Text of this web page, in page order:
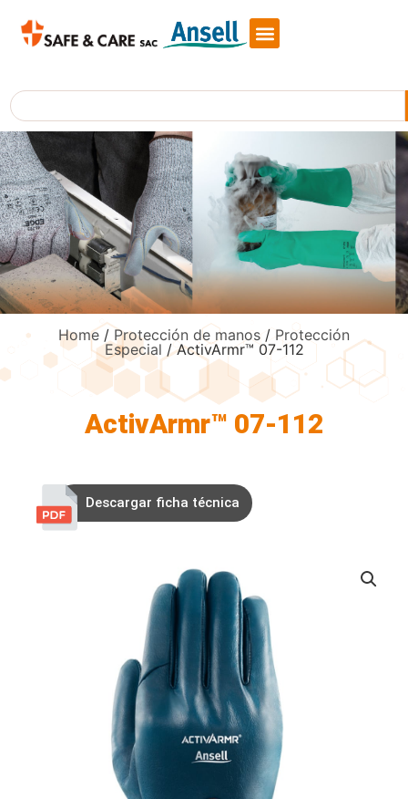
Search
Home / Protección de manos / Protección
Especial / ActivArmr™ 07-112
ActivArmr™ 07-112
Descargar ficha técnica